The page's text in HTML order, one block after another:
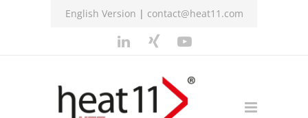
English Version | contact@heat11.com